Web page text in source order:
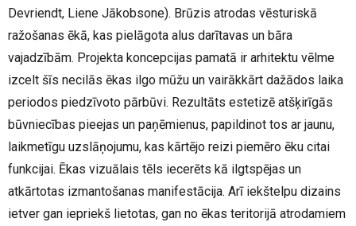
Devriendt, Liene Jākobsone). Brūzis atrodas vēsturiskā
ražošanas ēkā, kas pielāgota alus darītavas un bāra
vajadzībām. Projekta koncepcijas pamatā ir arhitektu vēlme
izcelt šīs necilās ēkas ilgo mūžu un vairākkārt dažādos laika
periodos piedzīvoto pārbūvi. Rezultāts estetizē atšķirīgās
būvniecības pieejas un paņēmienus, papildinot tos ar jaunu,
laikmetīgu uzslāņojumu, kas kārtējo reizi piemēro ēku citai
funkcijai. Ēkas vizuālais tēls iecerēts kā ilgtspējas un
atkārtotas izmantošanas manifestācija. Arī iekštelpu dizains
ietver gan iepriekš lietotas, gan no ēkas teritorijā atrodamiem